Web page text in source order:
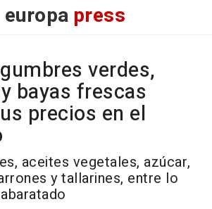
europa press
verdes,
bayas frescas
precios en el
aceites vegetales, azúcar,
y tallarines, entre lo